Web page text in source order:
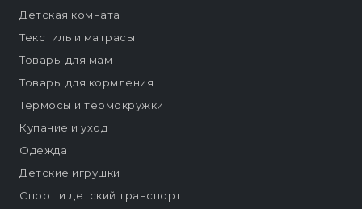
Детская комната
Текстиль и матрасы
Товары для мам
Товары для кормления
Термосы и термокружки
Купание и уход
Одежда
Детские игрушки
Спорт и детский транспорт